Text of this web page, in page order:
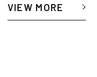
VIEW MORE